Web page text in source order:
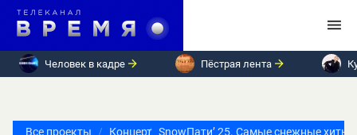
Человек в кадре Пёстрая лента
Все проекты Концерт SnowПати’ 25. Самые снежные хиты